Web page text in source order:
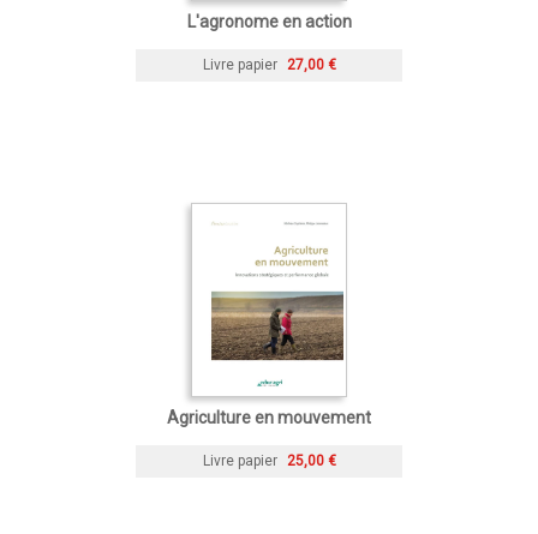
L'agronome en action
Livre papier 27,00 €
Agriculture en mouvement
Livre papier 25,00 €